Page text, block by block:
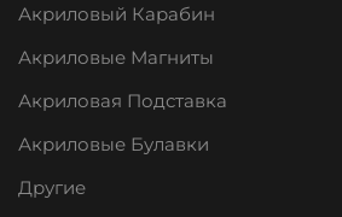
Акриловый Карабин
Акриловые Магниты
Акриловая Подставка
Акриловые Булавки
Другие